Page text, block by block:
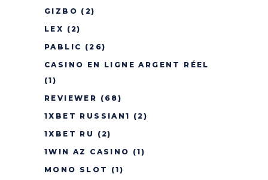
GIZBO (2)
LEX (2)
PABLIC (26)
CASINO EN LIGNE ARGENT RÉEL
(1)
REVIEWER (68)
1XBET RUSSIAN1 (2)
1XBET RU
(2)
1WIN AZ CASINO (1)
MONO SLOT
(1)